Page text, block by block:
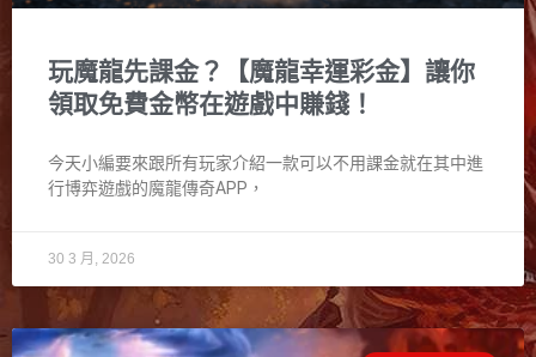
玩魔龍先課金？【魔龍幸運彩金】讓你
領取免費金幣在遊戲中賺錢！
今天小編要來跟所有玩家介紹一款可以不用課金就在其中進
行博弈遊戲的魔龍傳奇APP，
30 3 月, 2026